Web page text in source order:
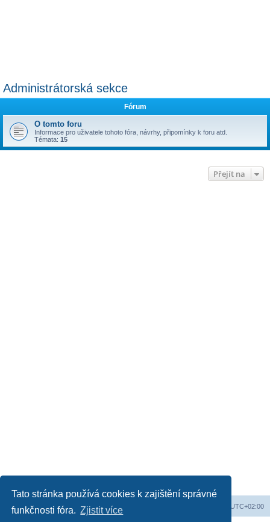
Tato stránka používá cookies k zajištění správné
funkčnosti fóra. Zjistit více
Administrátorská sekce
Fórum
O tomto foru
Informace pro uživatele tohoto fóra, návrhy, připomínky k foru atd.
Témata: 15
Přejít na
Obsah fóra UTC+02:00